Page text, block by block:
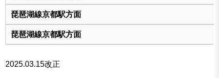
2025.03.15改正